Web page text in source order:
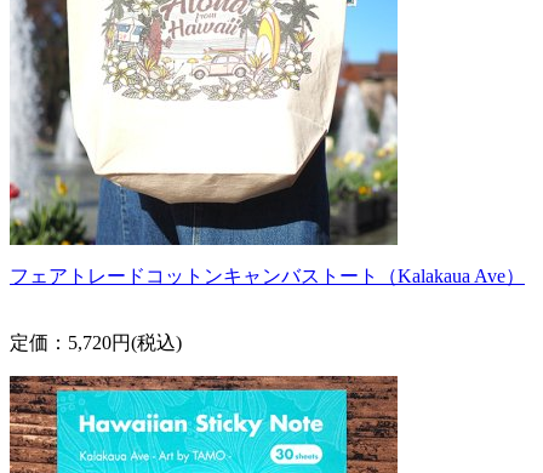
フェアトレードコットンキャンバストート（Kalakaua Ave）
定価：5,720円(税込)